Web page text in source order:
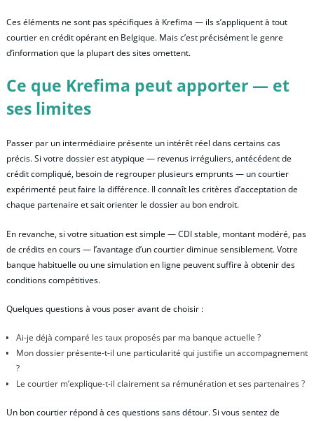
Ces éléments ne sont pas spécifiques à Krefima — ils s’appliquent à tout
courtier en crédit opérant en Belgique. Mais c’est précisément le genre
d’information que la plupart des sites omettent.
Ce que Krefima peut apporter — et
ses limites
Passer par un intermédiaire présente un intérêt réel dans certains cas
précis. Si votre dossier est atypique — revenus irréguliers, antécédent de
crédit compliqué, besoin de regrouper plusieurs emprunts — un courtier
expérimenté peut faire la différence. Il connaît les critères d’acceptation de
chaque partenaire et sait orienter le dossier au bon endroit.
En revanche, si votre situation est simple — CDI stable, montant modéré, pas
de crédits en cours — l’avantage d’un courtier diminue sensiblement. Votre
banque habituelle ou une simulation en ligne peuvent suffire à obtenir des
conditions compétitives.
Quelques questions à vous poser avant de choisir :
Ai-je déjà comparé les taux proposés par ma banque actuelle ?
Mon dossier présente-t-il une particularité qui justifie un accompagnement
?
Le courtier m’explique-t-il clairement sa rémunération et ses partenaires ?
Un bon courtier répond à ces questions sans détour. Si vous sentez de